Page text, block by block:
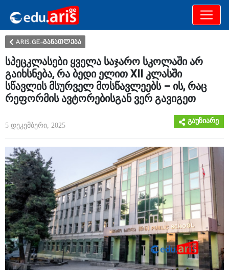
განათლება
ARIS.GE-განათლება
სპეცკლასები ყველა საჯარო სკოლაში არ
გაიხსნება, რა ბედი ელით XII კლასში
სწავლის მსურველ მოსწავლეებს – ის, რაც
რეფორმის ავტორებისგან ვერ გავიგეთ
5 დეკემბერი, 2025
გაუზიარე